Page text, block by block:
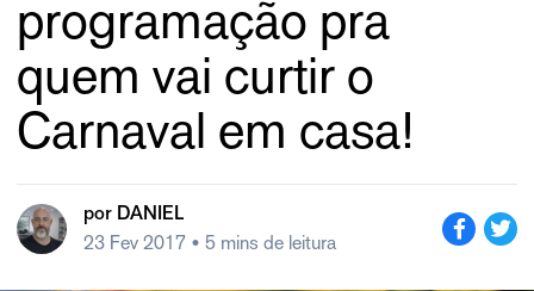
programação pra
quem vai curtir o
Carnaval em casa!
por DANIEL
23 Fev 2017 • 5 mins de leitura